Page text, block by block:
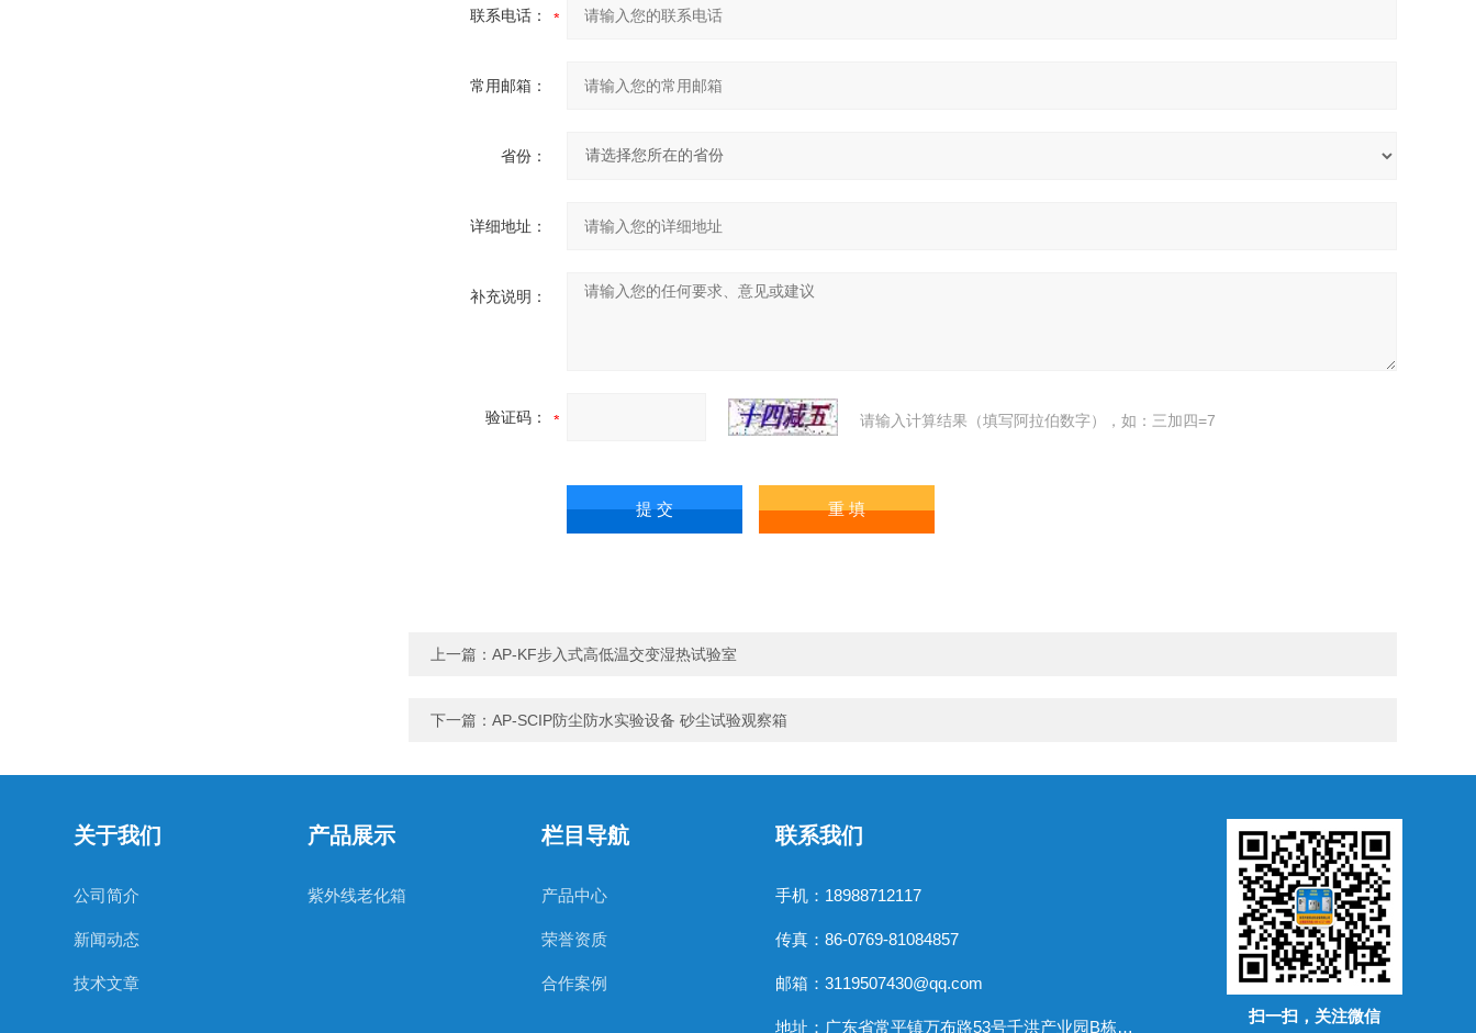
联系电话：
常用邮箱：
省份：
详细地址：
补充说明：
验证码： 请输入计算结果（填写阿拉伯数字），如：三加四=7
上一篇： AP-KF步入式高低温交变湿热试验室
下一篇： AP-SCIP防尘防水实验设备 砂尘试验观察箱
关于我们
公司简介
新闻动态
技术文章
产品展示
紫外线老化箱
栏目导航
产品中心
荣誉资质
合作案例
联系我们
手机：18988712117
传真：86-0769-81084857
邮箱：3119507430@qq.com
地址：广东省常平镇万布路53号千洪产业园B栋四楼
扫一扫，关注微信